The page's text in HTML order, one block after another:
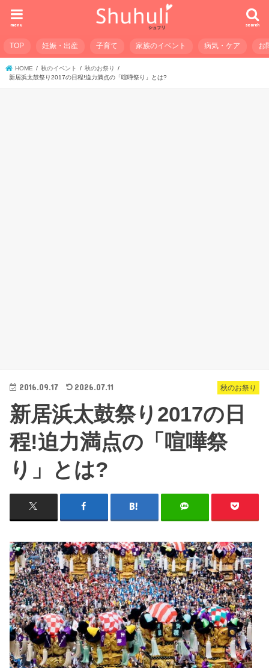
search
menu
TOP 妊娠・出産 子育て 家族のイベント 病気・ケア お
HOME 秋のイベント
秋のお祭り
新居浜太鼓祭り2017の日程!迫力満点の「喧嘩祭り」とは?
秋のお祭り
2016.09.17 2026.07.11
新居浜太鼓祭り2017の日
程!迫力満点の「喧嘩祭
り」とは?